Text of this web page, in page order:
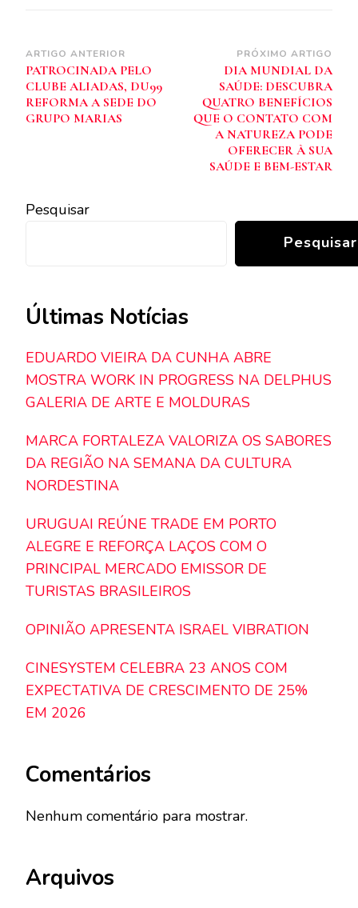
Navegação
de
post
ARTIGO ANTERIOR
PATROCINADA PELO
CLUBE ALIADAS, DU99
REFORMA A SEDE DO
GRUPO MARIAS
PRÓXIMO ARTIGO
DIA MUNDIAL DA
SAÚDE: DESCUBRA
QUATRO BENEFÍCIOS
QUE O CONTATO COM
A NATUREZA PODE
OFERECER À SUA
SAÚDE E BEM-ESTAR
Pesquisar
Pesquisar
Últimas Notícias
EDUARDO VIEIRA DA CUNHA ABRE
MOSTRA WORK IN PROGRESS NA DELPHUS
GALERIA DE ARTE E MOLDURAS
MARCA FORTALEZA VALORIZA OS SABORES
DA REGIÃO NA SEMANA DA CULTURA
NORDESTINA
URUGUAI REÚNE TRADE EM PORTO
ALEGRE E REFORÇA LAÇOS COM O
PRINCIPAL MERCADO EMISSOR DE
TURISTAS BRASILEIROS
OPINIÃO APRESENTA ISRAEL VIBRATION
CINESYSTEM CELEBRA 23 ANOS COM
EXPECTATIVA DE CRESCIMENTO DE 25%
EM 2026
Comentários
Nenhum comentário para mostrar.
Arquivos